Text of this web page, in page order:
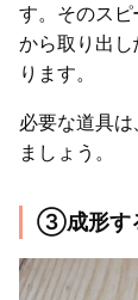
す。そのス
から取り出
ります。
必要な道具
ましょう。
③成形す